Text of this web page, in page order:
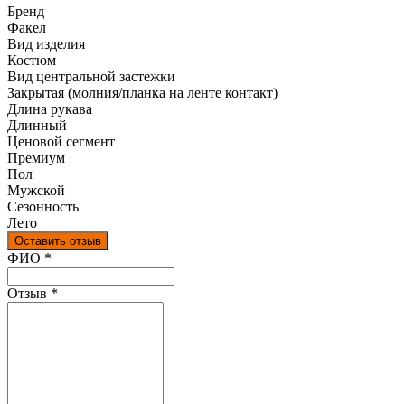
Бренд
Факел
Вид изделия
Костюм
Вид центральной застежки
Закрытая (молния/планка на ленте контакт)
Длина рукава
Длинный
Ценовой сегмент
Премиум
Пол
Мужской
Сезонность
Лето
Оставить отзыв
Ваш отзыв был отправлен!
ФИО *
Отзыв *